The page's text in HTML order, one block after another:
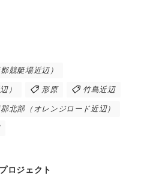
競艇場近辺）
） 形原 竹島近辺
北部（オレンジロード近辺）
ロジェクト